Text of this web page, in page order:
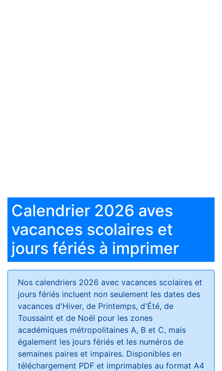
Calendrier 2026 aves
vacances scolaires et
jours fériés à imprimer
Nos calendriers 2026 avec vacances scolaires et
jours fériés incluent non seulement les dates des
vacances d'Hiver, de Printemps, d'Été, de
Toussaint et de Noël pour les zones
académiques métropolitaines A, B et C, mais
également les jours fériés et les numéros de
semaines paires et impaires. Disponibles en
téléchargement PDF et imprimables au format A4